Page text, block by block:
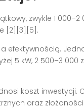
zwykle 1
[2][3][5].
5 kW, 2 500–3
koszt inwestycji.
oraz